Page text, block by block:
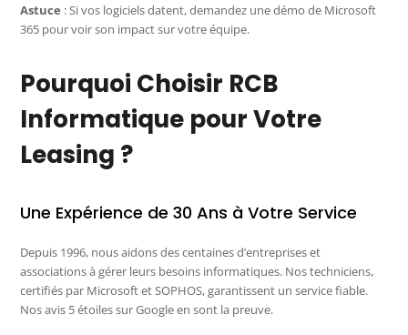
Astuce : Si vos logiciels datent, demandez une démo de Microsoft
365 pour voir son impact sur votre équipe.
Pourquoi Choisir RCB
Informatique pour Votre
Leasing ?
Une Expérience de 30 Ans à Votre Service
Depuis 1996, nous aidons des centaines d’entreprises et
associations à gérer leurs besoins informatiques. Nos techniciens,
certifiés par Microsoft et SOPHOS, garantissent un service fiable.
Nos avis 5 étoiles sur Google en sont la preuve.